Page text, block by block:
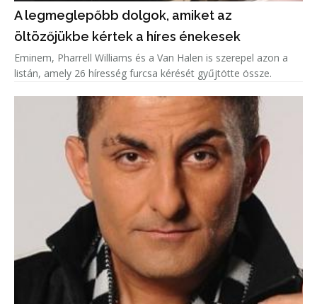
A legmeglepőbb dolgok, amiket az
öltözőjükbe kértek a híres énekesek
Eminem, Pharrell Williams és a Van Halen is szerepel azon a
listán, amely 26 híresség furcsa kérését gyűjtötte össze.